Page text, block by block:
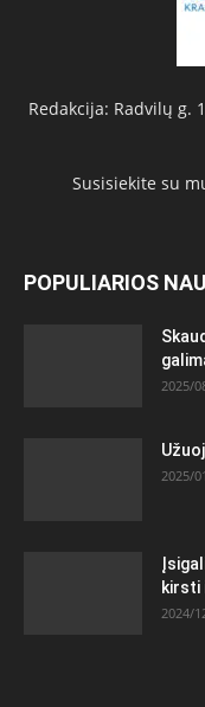
Redakcija: Radvilų g.
Susisiekite su
POPULIARIOS
2025/
2025/
kirsti
2024/